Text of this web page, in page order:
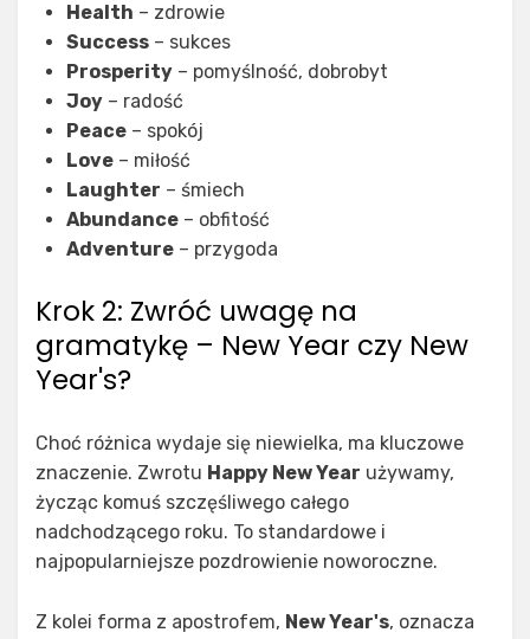
Health – zdrowie
Success – sukces
Prosperity – pomyślność, dobrobyt
Joy – radość
Peace – spokój
Love – miłość
Laughter – śmiech
Abundance – obfitość
Adventure – przygoda
Krok 2: Zwróć uwagę na
gramatykę – New Year czy New
Year's?
Choć różnica wydaje się niewielka, ma kluczowe
znaczenie. Zwrotu Happy New Year używamy,
życząc komuś szczęśliwego całego
nadchodzącego roku. To standardowe i
najpopularniejsze pozdrowienie noworoczne.
Z kolei forma z apostrofem, New Year's, oznacza